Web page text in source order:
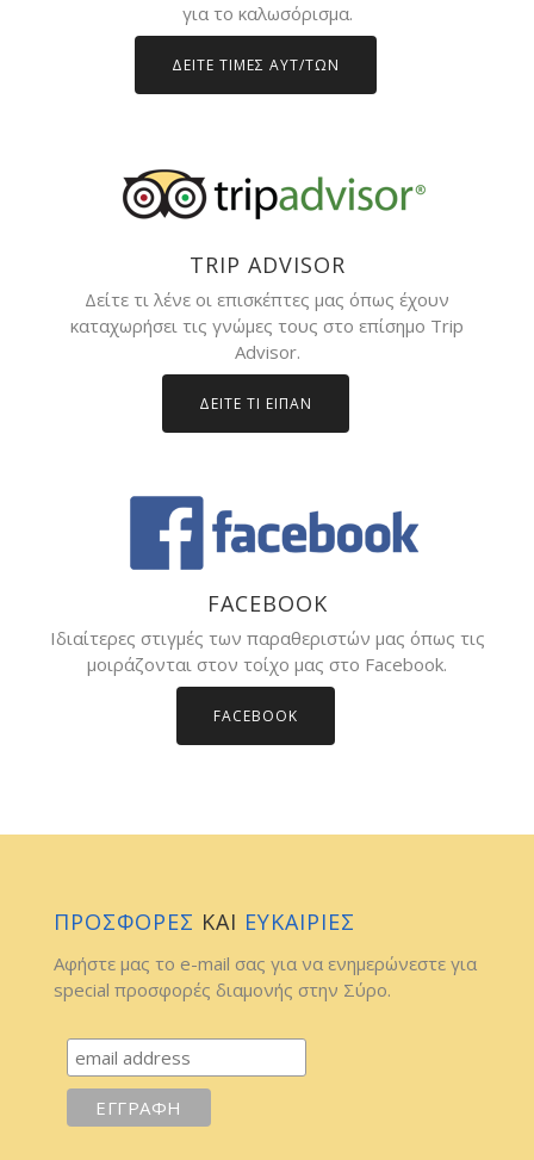
για το καλωσόρισμα.
ΔΕΙΤΕ ΤΙΜΕΣ ΑΥΤ/ΤΩΝ
TRIP ADVISOR
Δείτε τι λένε οι επισκέπτες μας όπως έχουν
καταχωρήσει τις γνώμες τους στο επίσημο Trip
Advisor.
ΔΕΙΤΕ ΤΙ ΕΙΠΑΝ
FACEBOOK
Ιδιαίτερες στιγμές των παραθεριστών μας όπως τις
μοιράζονται στον τοίχο μας στο Facebook.
FACEBOOK
ΠΡΟΣΦΟΡΕΣ ΚΑΙ ΕΥΚΑΙΡΙΕΣ
Αφήστε μας το e-mail σας για να ενημερώνεστε για
special προσφορές διαμονής στην Σύρο.